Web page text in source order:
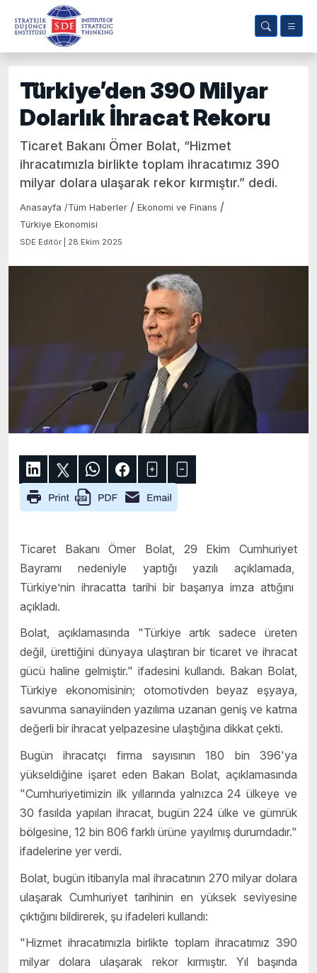
Türkiye’den 390 Milyar
Dolarlık İhracat Rekoru
Ticaret Bakanı Ömer Bolat, “Hizmet
ihracatımızla birlikte toplam ihracatımız 390
milyar dolara ulaşarak rekor kırmıştır.” dedi.
Anasayfa /Tüm Haberler / Ekonomi ve Finans /
Türkiye Ekonomisi
SDE Editör | 28 Ekim 2025
Ticaret Bakanı Ömer Bolat , 29 Ekim Cumhuriyet
Bayramı nedeniyle yaptığı yazılı açıklamada,
Türkiye’nin ihracatta tarihi bir başarıya imza attığını
açıkladı.
Bolat, açıklamasında "Türkiye artık sadece üreten
değil, ürettiğini dünyaya ulaştıran bir ticaret ve ihracat
gücü haline gelmiştir." ifadesini kullandı. Bakan Bolat,
Türkiye ekonomisinin; otomotivden beyaz eşyaya,
savunma sanayiinden yazılıma uzanan geniş ve katma
değerli bir ihracat yelpazesine ulaştığına dikkat çekti.
Bugün ihracatçı firma sayısının 180 bin 396'ya
yükseldiğine işaret eden Bakan Bolat, açıklamasında
"Cumhuriyetimizin ilk yıllarında yalnızca 24 ülkeye ve
30 fasılda yapılan ihracat, bugün 224 ülke ve gümrük
bölgesine, 12 bin 806 farklı ürüne yayılmış durumdadır."
ifadelerine yer verdi.
Bolat, bugün itibarıyla mal ihracatının 270 milyar dolara
ulaşarak Cumhuriyet tarihinin en yüksek seviyesine
çıktığını bildirerek, şu ifadeleri kullandı:
"Hizmet ihracatımızla birlikte toplam ihracatımız 390
milyar dolara ulaşarak rekor kırmıştır. Yıl başında